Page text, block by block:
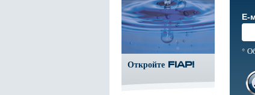
Е-
*
Откройте FIAP!